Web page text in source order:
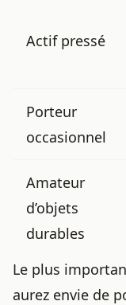
Actif pressé
Porteur
occasionnel
Amateur
d’objets
durables
Le plus
aurez envie de